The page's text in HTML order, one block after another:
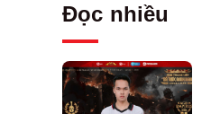
Đọc nhiều